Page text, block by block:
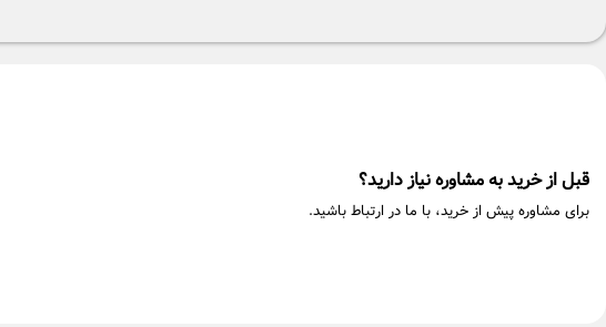
قبل از خرید به مشاوره نیاز دارید؟
برای مشاوره پیش از خرید، با ما در ارتباط باشید.